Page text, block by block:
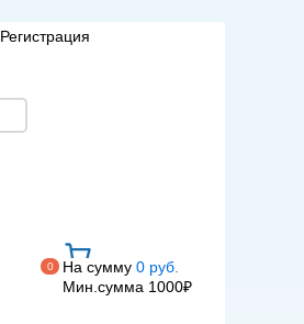
Регистрация
0 На сумму 0 руб.
Мин.сумма 1000₽